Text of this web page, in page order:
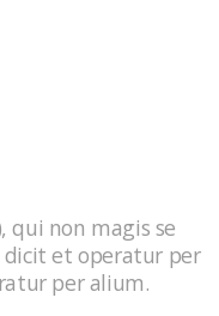
qui non magis se
et operatur per
per alium.